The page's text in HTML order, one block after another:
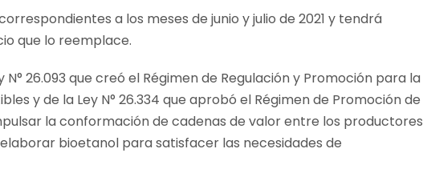
a los meses de junio y julio de 2021 y tendrá
que lo reemplace.
26.093 que creó el Régimen de Regulación y Promoción para la
y de la Ley N° 26.334 que aprobó el Régimen de Promoción de
la conformación de cadenas de valor entre los productores
bioetanol para satisfacer las necesidades de